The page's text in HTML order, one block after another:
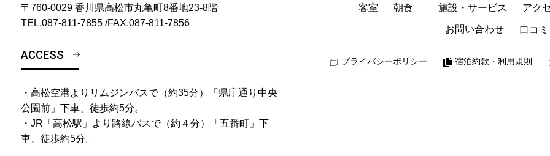
〒760-0029 香川県高松市丸亀町8番地23-8階
TEL.087-811-7855 /FAX.087-811-7856
ACCESS
・高松空港よりリムジンバスで（約35分）「県庁通り中央
公園前」下車、徒歩約5分。
・JR「高松駅」より路線バスで（約４分）「五番町」下
車、徒歩約5分。
客室 朝食 施設・サービス アク
お問い合わせ 口コ
プライバシーポリシー 宿泊約款・利用規則